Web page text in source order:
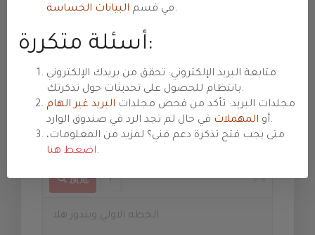
優先級
訊息
预览
في قسم البيانات الحساسة .
أسئلة متكررة:
متابعة البريد الإلكتروني: تحقق من بريدك الإلكتروني
بانتظام للحصول على تحديثات حول تذكرتك.
مجلدات البريد: تأكد من فحص مجلدات البريد غير الهام
أو المهملات
في حال لم تجد الرد في صندوق الوارد.
متى يجب فتح تذكرة دعم فني؟ لمزيد من المعلومات،
اضغط هنا.